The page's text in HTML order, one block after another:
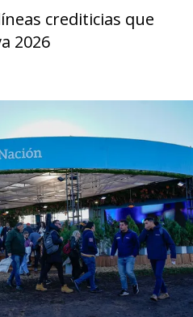
crediticias que
2026